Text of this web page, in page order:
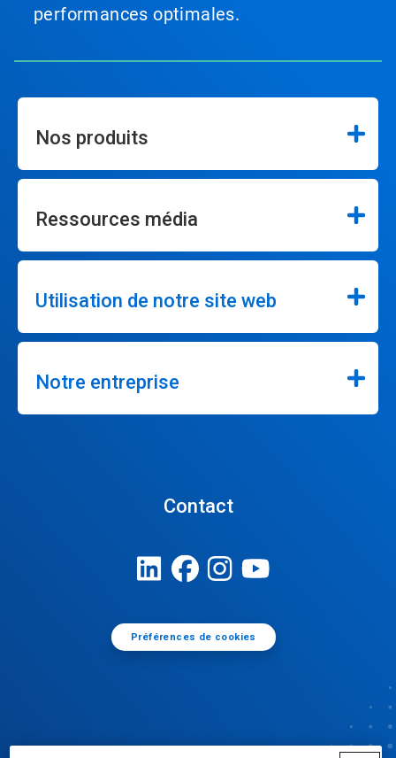
performances optimales.
Nos produits
Ressources média
Utilisation de notre site web
Notre entreprise
Contact
Préférences de cookies